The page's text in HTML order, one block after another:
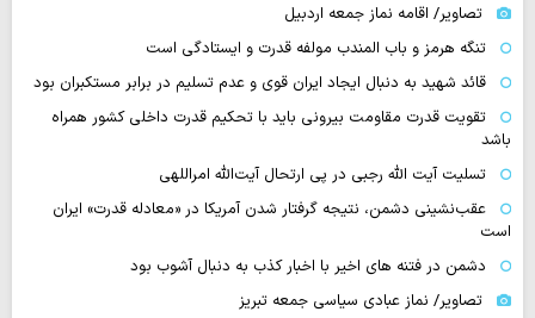
تصاویر/ اقامه نماز جمعه اردبیل
تنگه‌ هرمز و باب المندب مولفه قدرت و ایستادگی است
قائد شهید به دنبال ایجاد ایران قوی و عدم تسلیم در برابر مستکبران بود
تقویت قدرت مقاومت بیرونی باید با تحکیم قدرت داخلی کشور همراه
باشد
تسلیت آیت الله رجبی در پی ارتحال آیت‌الله امراللهی
عقب‌نشینی دشمن، نتیجه گرفتار شدن آمریکا در «معادله قدرت» ایران
است
دشمن در فتنه های اخیر با اخبار کذب به دنبال آشوب بود
تصاویر/ نماز عبادی سیاسی جمعه تبریز